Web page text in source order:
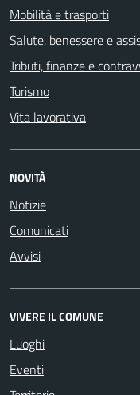
Mobilità e trasporti
Salute, benessere e
Tributi, finanze e
Turismo
Vita lavorativa
NOVITÀ
Notizie
Comunicati
Avvisi
VIVERE IL COMUNE
Luoghi
Eventi